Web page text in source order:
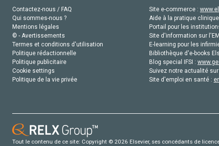
Contactez-nous / FAQ
Qui sommes-nous ?
Mentions légales
© - Avertissements
Termes et conditions d'utilisation
Politique rédactionnelle
Politique publicitaire
Cookie settings
Politique de la vie privée
Site e-commerce :
Aide à la pratique
Portail pour les
Site d'information sur
E-learning pour les
Bibliothèque d'e-books
Blog special IFSI :
Suivez notre actualité
Site d'emploi en santé :
Tout le contenu de ce site: Copyright © 2026 Elsevier, ses concédants de